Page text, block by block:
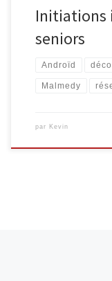
Initiations
seniors
Androïd
Malmedy
par Kevin